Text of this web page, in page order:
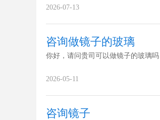
2026-07-13
咨询做镜子的玻璃
你好，请问贵司可以做镜子的玻璃
2026-05-11
咨询镜子